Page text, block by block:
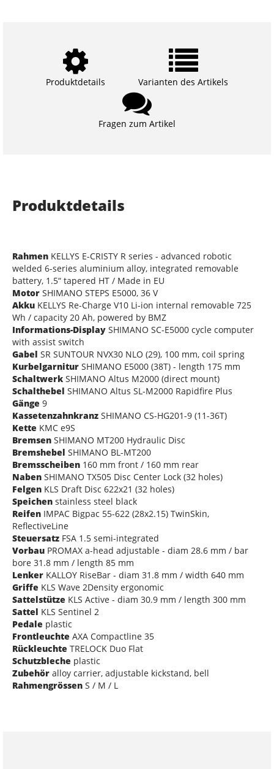
Produktdetails Varianten des Artikels
Fragen zum Artikel
Produktdetails
Rahmen KELLYS E-CRISTY R series - advanced robotic
welded 6-series aluminium alloy, integrated removable
battery, 1.5“ tapered HT / Made in EU
Motor SHIMANO STEPS E5000, 36 V
Akku KELLYS Re-Charge V10 Li-ion internal removable 725
Wh / capacity 20 Ah, powered by BMZ
Informations-Display SHIMANO SC-E5000 cycle computer
with assist switch
Gabel SR SUNTOUR NVX30 NLO (29), 100 mm, coil spring
Kurbelgarnitur SHIMANO E5000 (38T) - length 175 mm
Schaltwerk SHIMANO Altus M2000 (direct mount)
Schalthebel SHIMANO Altus SL-M2000 Rapidfire Plus
Gänge 9
Kassetenzahnkranz SHIMANO CS-HG201-9 (11-36T)
Kette KMC e9S
Bremsen SHIMANO MT200 Hydraulic Disc
Bremshebel SHIMANO BL-MT200
Bremsscheiben 160 mm front / 160 mm rear
Naben SHIMANO TX505 Disc Center Lock (32 holes)
Felgen KLS Draft Disc 622x21 (32 holes)
Speichen stainless steel black
Reifen IMPAC Bigpac 55-622 (28x2.15) TwinSkin,
ReflectiveLine
Steuersatz FSA 1.5 semi-integrated
Vorbau PROMAX a-head adjustable - diam 28.6 mm / bar
bore 31.8 mm / length 85 mm
Lenker KALLOY RiseBar - diam 31.8 mm / width 640 mm
Griffe KLS Wave 2Density ergonomic
Sattelstütze KLS Active - diam 30.9 mm / length 300 mm
Sattel KLS Sentinel 2
Pedale plastic
Frontleuchte AXA Compactline 35
Rückleuchte TRELOCK Duo Flat
Schutzbleche plastic
Zubehör alloy carrier, adjustable kickstand, bell
Rahmengrössen S / M / L